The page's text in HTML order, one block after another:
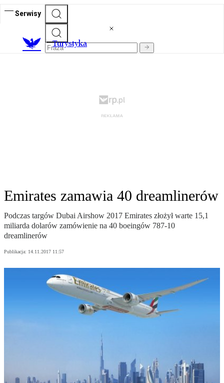
Serwisy
Turystyka
Emirates zamawia 40 dreamlinerów
Podczas targów Dubai Airshow 2017 Emirates złożył warte 15,1
miliarda dolarów zamówienie na 40 boeingów 787-10
dreamlinerów
Publikacja: 14.11.2017 11:57